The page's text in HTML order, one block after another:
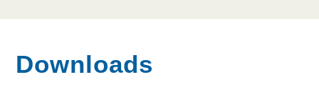
Downloads